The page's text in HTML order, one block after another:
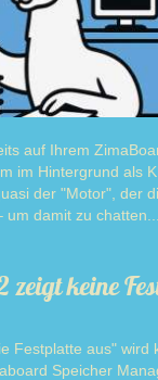
auf Ihrem
im Hintergrund als
der "Motor", der
damit zu chatten...
keine
Festplatte aus" wird
Speicher